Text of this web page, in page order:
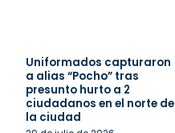
Uniformados capturaron
a alias “Pocho” tras
presunto hurto a 2
ciudadanos en el norte de
la ciudad